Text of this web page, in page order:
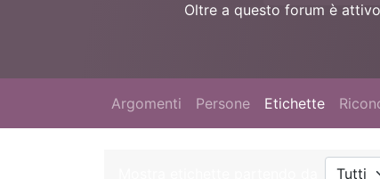
Oltre a questo forum è
Argomenti Persone Etichette